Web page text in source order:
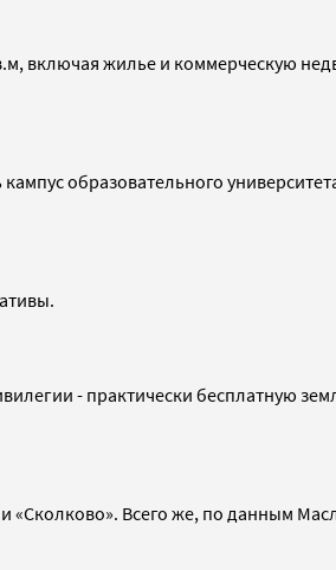
включая жилье и коммерческую
образовательного
- практически бесплатную
Всего же, по данным